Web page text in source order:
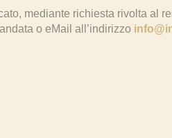
mediante richiesta rivolta al
o eMail all’indirizzo